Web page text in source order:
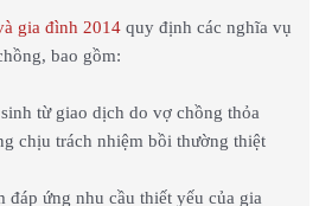
gia đình 2014quy định các nghĩa vụ
bao gồm:
từ giao dịch do vợ chồng thỏa
chịu trách nhiệm bồi thường thiệt
đáp ứng nhu cầu thiết yếu của gia